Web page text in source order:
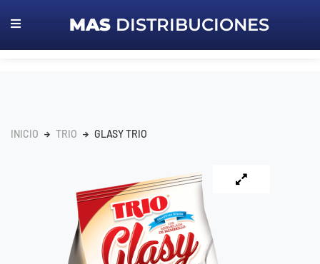
MASDISTRIBUCIONES
INICIO TRIO GLASY TRIO